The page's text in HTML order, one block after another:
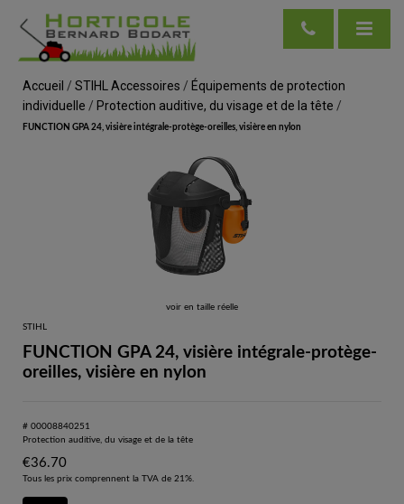
Accueil / STIHL Accessoires / Équipements de protection
individuelle / Protection auditive, du visage et de la tête /
FUNCTION GPA 24, visière intégrale-protège-oreilles, visière en nylon
voir en taille réelle
STIHL
FUNCTION GPA 24, visière intégrale-protège-
oreilles, visière en nylon
# 00008840251
Protection auditive, du visage et de la tête
€36.70
Tous les prix comprennent la TVA de 21%.